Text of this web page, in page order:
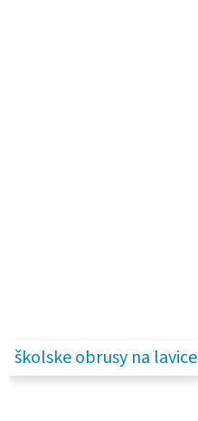
školske obrusy na lavice